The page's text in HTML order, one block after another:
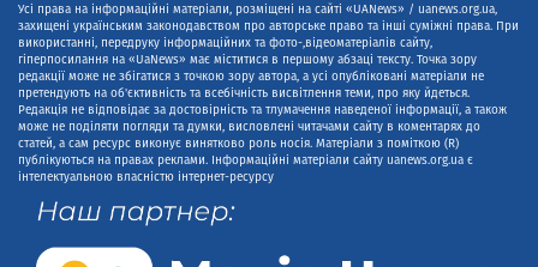
Усі права на інформаційні матеріали, розміщені на сайті «UANews» / uanews.org.ua,
захищені українським законодавством про авторське право та інші суміжні права. При
використанні, передруку інформаційних та фото-,відеоматеріалів сайту,
гіперпосилання на «UaNews» має міститися в першому абзаці тексту. Точка зору
редакції може не збігатися з точкою зору автора, а усі опубліковані матеріали не
претендують на об'єктивність та всебічність висвітлення теми, про яку йдеться.
Редакція не відповідає за достовірність та тлумачення наведеної інформації, а також
може не поділяти погляди та думки, висловлені читачами сайту в коментарях до
статей, а сам ресурс виконує винятково роль носія. Матеріали з поміткою (R)
публікуються на правах реклами. Інформаційні матеріали сайту uanews.org.ua є
інтелектуальною власністю інтернет-ресурсу